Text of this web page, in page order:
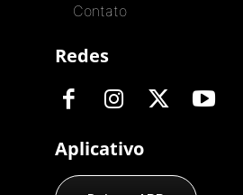
Contato
Redes
Aplicativo